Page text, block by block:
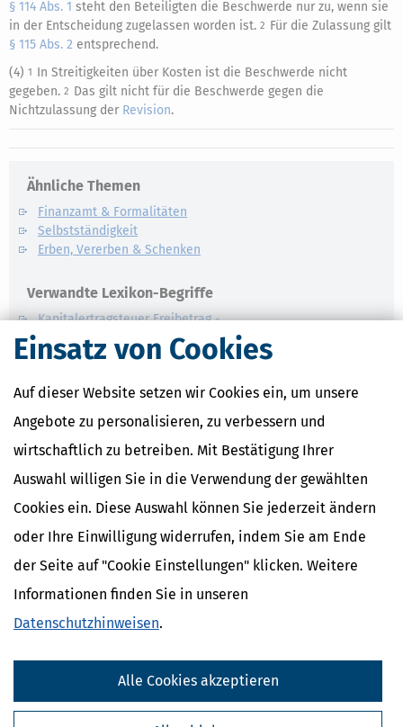
Einsatz von Cookies
Auf dieser Website setzen wir Cookies ein, um unsere
Angebote zu personalisieren, zu verbessern und
wirtschaftlich zu betreiben. Mit Bestätigung Ihrer
Auswahl willigen Sie in die Verwendung der gewählten
Cookies ein. Diese Auswahl können Sie jederzeit ändern
oder Ihre Einwilligung widerrufen, indem Sie am Ende
der Seite auf "Cookie Einstellungen" klicken. Weitere
Informationen finden Sie in unseren
Datenschutzhinweisen.
Alle Cookies akzeptieren
§ 114 Abs. 1 steht den Beteiligten die Beschwerde nur zu, wenn sie
in der Entscheidung zugelassen worden ist. 2 Für die Zulassung gilt
§ 115 Abs. 2 entsprechend.
(4) 1 In Streitigkeiten über Kosten ist die Beschwerde nicht
gegeben. 2 Das gilt nicht für die Beschwerde gegen die
Nichtzulassung der Revision.
Ähnliche Themen
Finanzamt & Formalitäten
Selbstständigkeit
Erben, Vererben & Schenken
Verwandte Lexikon-Begriffe
Kapitalertragsteuer Freibetrag -
Definition und Erklärung
CO2-Steuer - Was ist das?
Erklärung
NACHDiGAL
Kommission
Kostenlose Steuertipps & News